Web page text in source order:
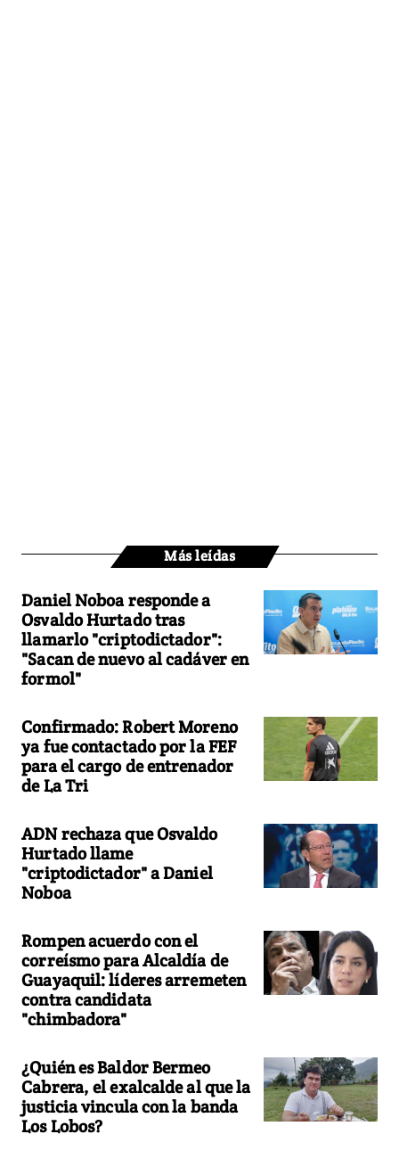
Más leídas
Daniel Noboa responde a
Osvaldo Hurtado tras
llamarlo "criptodictador":
"Sacan de nuevo al cadáver en
formol"
Confirmado: Robert Moreno
ya fue contactado por la FEF
para el cargo de entrenador
de La Tri
ADN rechaza que Osvaldo
Hurtado llame
"criptodictador" a Daniel
Noboa
Rompen acuerdo con el
correísmo para Alcaldía de
Guayaquil: líderes arremeten
contra candidata
"chimbadora"
¿Quién es Baldor Bermeo
Cabrera, el exalcalde al que la
justicia vincula con la banda
Los Lobos?